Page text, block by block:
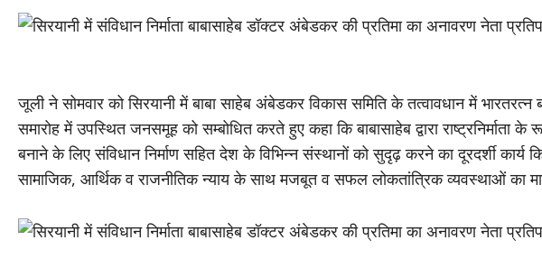
जूली ने सोमवार को सिरयानी में बाबा साहेब अंबेडकर विकास समिति के तत्वावधान में
समारोह में उपस्थित जनसमूह को सम्बोधित करते हुए कहा कि बाबासाहेब द्वारा
बनाने के लिए संविधान निर्माण सहित देश के विभिन्न संस्थानों को सुदृढ़ करने का दूरदर्शी कार्य
सामाजिक, आर्थिक व राजनीतिक न्याय के साथ मजबूत व सफल लोकतांत्रिक व्यवस्थाओं का